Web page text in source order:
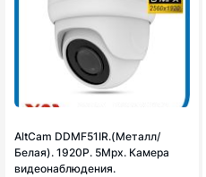
AltCam DDMF51IR.(Металл/
Белая). 1920P. 5Mpx. Камера
видеонаблюдения.